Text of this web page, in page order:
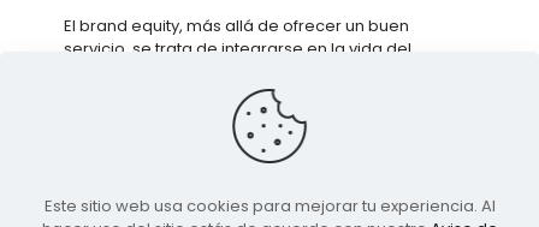
El brand equity, más allá de ofrecer un buen
servicio, se trata de integrarse en la vida del
Este sitio web usa cookies para mejorar tu experiencia. Al